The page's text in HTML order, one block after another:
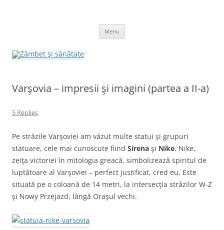
Menu
Varşovia – impresii şi imagini (partea a II-a)
5 Replies
Pe străzile Varşoviei am văzut multe statui şi grupuri
statuare, cele mai cunoscute fiind Sirena şi Nike. Nike,
zeiţa victoriei în mitologia greacă, simbolizează spiritul de
luptătoare al Varşoviei – perfect justificat, cred eu. Este
situată pe o coloană de 14 metri, la intersecţia străzilor W-Z
şi Nowy Przejazd, lângă Oraşul vechi.